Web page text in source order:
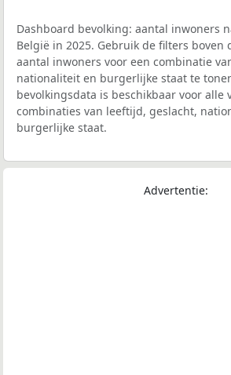
Dashboard bevolking: aantal inwoners
België in 2025. Gebruik de filters boven
aantal inwoners voor een combinatie
nationaliteit en burgerlijke staat te
bevolkingsdata is beschikbaar voor alle
combinaties van leeftijd, geslacht,
burgerlijke staat.
Advertentie: